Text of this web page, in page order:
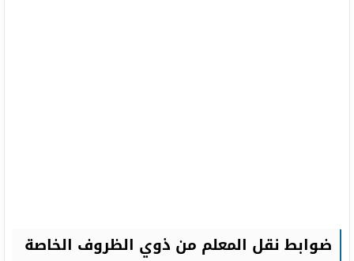
ضوابط نقل المعلم من ذوي الظروف الخاصة